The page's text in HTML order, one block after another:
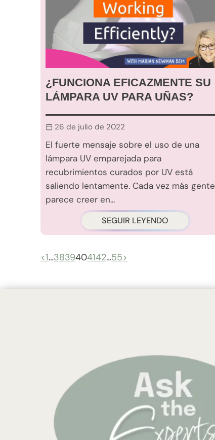
¿FUNCIONA EFICAZMENTE SU
LÁMPARA UV PARA UÑAS?
26 de julio de 2022
El fuerte mensaje sobre el uso de una
lámpara UV emparejada para
recubrimientos curados por UV está
saliendo lentamente. Cada vez más gente
parece creer en...
SEGUIR LEYENDO
<1…3839404142…55>